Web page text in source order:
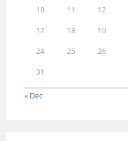
10 11 12
17 18 19
24 25 26
31
« Dec